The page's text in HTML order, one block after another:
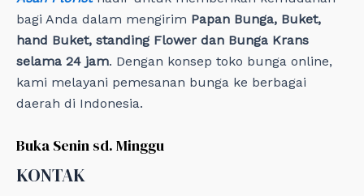
bagi Anda dalam mengirim Papan Bunga, Buket,
hand Buket, standing Flower dan Bunga Krans
selama 24 jam. Dengan konsep toko bunga online,
kami melayani pemesanan bunga ke berbagai
daerah di Indonesia.
Buka Senin sd. Minggu
KONTAK